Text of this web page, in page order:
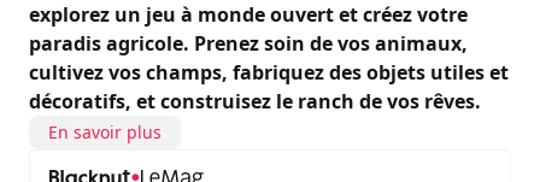
explorez un jeu à monde ouvert et créez votre
paradis agricole. Prenez soin de vos animaux,
cultivez vos champs, fabriquez des objets utiles et
décoratifs, et construisez le ranch de vos rêves.
En savoir plus